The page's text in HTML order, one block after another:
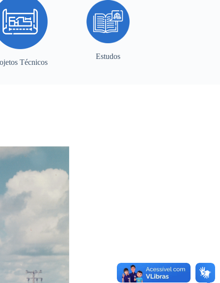
Técnicos
Estudos